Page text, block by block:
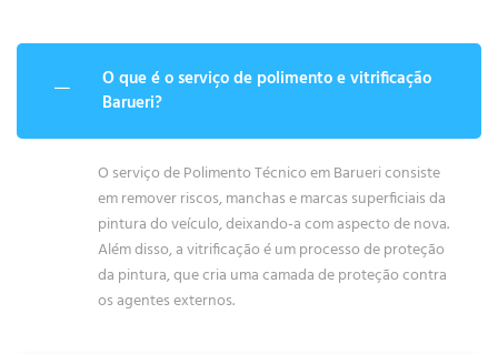
O que é o serviço de polimento e vitrificação
Barueri?
O serviço de Polimento Técnico em Barueri consiste
em remover riscos, manchas e marcas superficiais da
pintura do veículo, deixando-a com aspecto de nova.
Além disso, a vitrificação é um processo de proteção
da pintura, que cria uma camada de proteção contra
os agentes externos.